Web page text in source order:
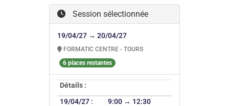
Session sélectionnée
19/04/27 → 20/04/27
FORMATIC CENTRE - TOURS
6 places restantes
Détails :
19/04/27 :
9:00 → 12:30